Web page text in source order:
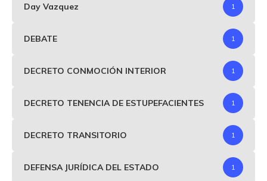
Day Vazquez 1
DEBATE 1
DECRETO CONMOCIÓN INTERIOR 1
DECRETO TENENCIA DE ESTUPEFACIENTES 1
DECRETO TRANSITORIO 1
DEFENSA JURÍDICA DEL ESTADO 1